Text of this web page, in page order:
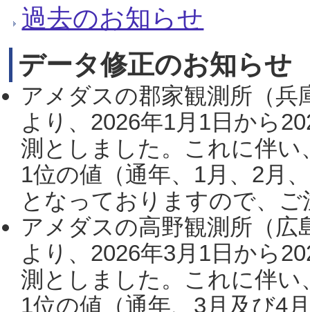
過去のお知らせ
データ修正のお知らせ
アメダスの郡家観測所（
より、2026年1月1日から
測としました。これに伴い
1位の値（通年、1月、2月
となっておりますので、
アメダスの高野観測所（
より、2026年3月1日から
測としました。これに伴い
1位の値（通年、3月及び4